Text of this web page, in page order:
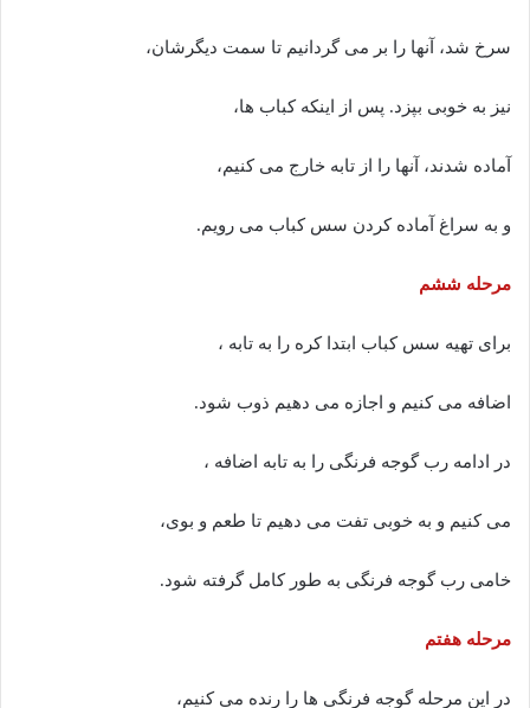
سرخ شد، آنها را بر می گردانیم تا سمت دیگرشان،
نیز به خوبی بپزد. پس از اینکه کباب ها،
آماده شدند، آنها را از تابه خارج می کنیم،
و به سراغ آماده کردن سس کباب می رویم.
مرحله ششم
برای تهیه سس کباب ابتدا کره را به تابه ،
اضافه می کنیم و اجازه می دهیم ذوب شود.
در ادامه رب گوجه فرنگی را به تابه اضافه ،
می کنیم و به خوبی تفت می دهیم تا طعم و بوی،
خامی رب گوجه فرنگی به طور کامل گرفته شود.
مرحله هفتم
در این مرحله گوجه فرنگی ها را رنده می کنیم،